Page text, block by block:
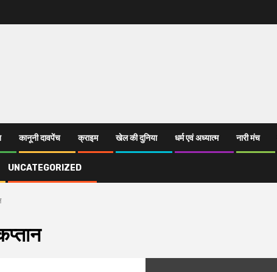
कानूनी दावपेंच क्राइम खेल की दुनिया धर्म एवं अध्यात्म नारी मंच
UNCATEGORIZED